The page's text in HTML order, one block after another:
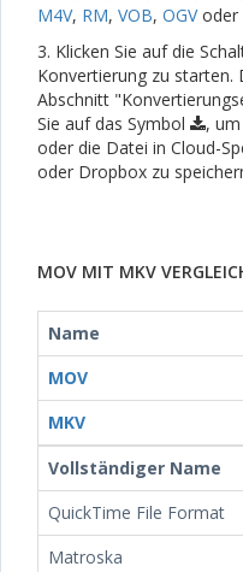
M4V, RM, VOB, OGVoder
3. Klicken Sie auf die
Konvertierung zu starten.
Abschnitt
Sie auf das Symbol
,
oder die Datei in Cloud-
oder Dropbox zu
MOV MIT MKV
Name
MOV
MKV
Vollständiger Name
QuickTime File Format
Matroska